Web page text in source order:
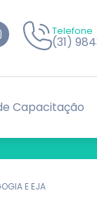
Telefone
(31)
Capacitação
E EJA